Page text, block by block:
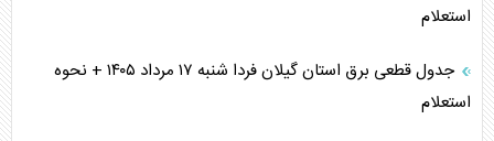
استعلام
جدول قطعی برق استان گیلان فردا شنبه ۱۷ مرداد ۱۴۰۵ + نحوه
استعلام